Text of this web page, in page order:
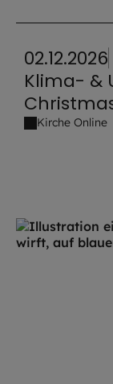
02.12.2026
Klima- &
Kirche Online